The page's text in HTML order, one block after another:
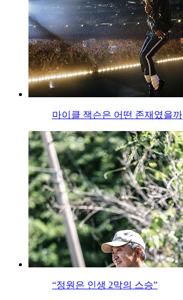
마이클 잭슨은 어떤 존재였을까
“정원은 인생 2막의 스승”